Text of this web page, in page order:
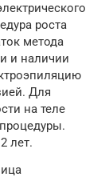
роста
метода
и наличии
Для
на теле
лет.